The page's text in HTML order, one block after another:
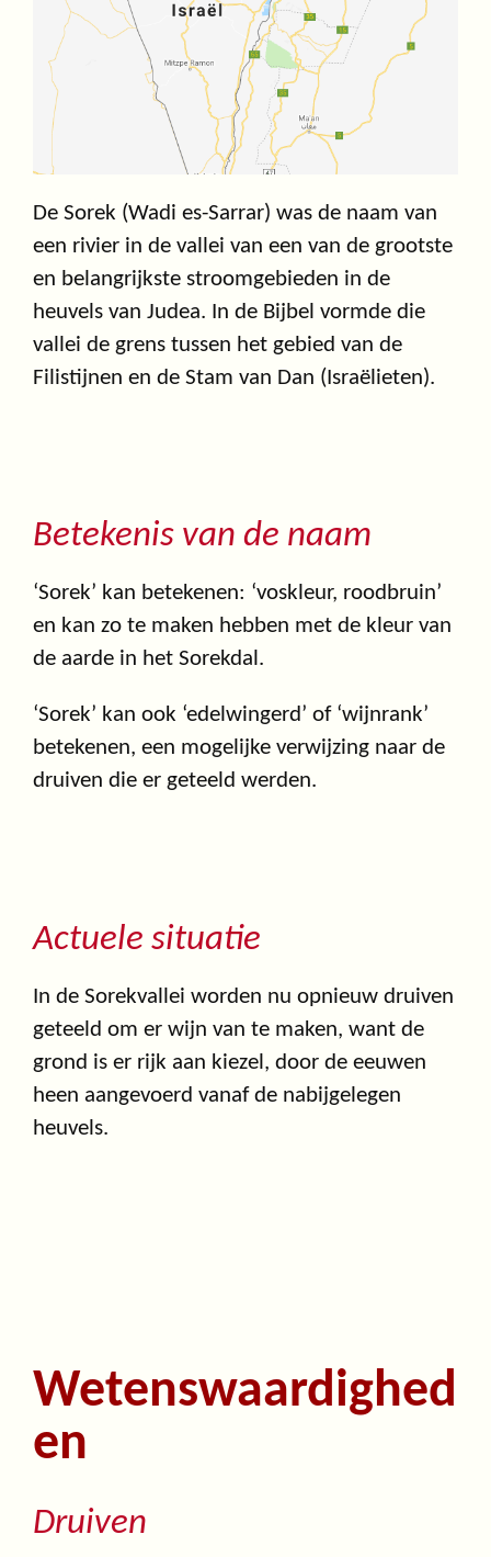
De Sorek (Wadi es-Sarrar) was de naam van
een rivier in de vallei van een van de grootste
en belangrijkste stroomgebieden in de
heuvels van Judea. In de Bijbel vormde die
vallei de grens tussen het gebied van de
Filistijnen en de Stam van Dan (Israëlieten).
Betekenis van de naam
‘Sorek’ kan betekenen: ‘voskleur, roodbruin’
en kan zo te maken hebben met de kleur van
de aarde in het Sorekdal.
‘Sorek’ kan ook ‘edelwingerd’ of ‘wijnrank’
betekenen, een mogelijke verwijzing naar de
druiven die er geteeld werden.
Actuele situatie
In de Sorekvallei worden nu opnieuw druiven
geteeld om er wijn van te maken, want de
grond is er rijk aan kiezel, door de eeuwen
heen aangevoerd vanaf de nabijgelegen
heuvels.
Wetenswaardighed
en
Druiven